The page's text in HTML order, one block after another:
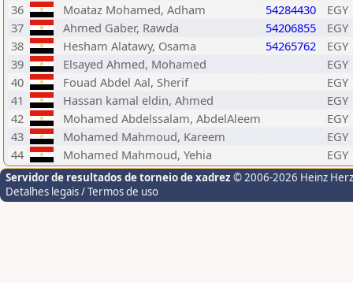
36
Moataz Mohamed, Adham 54284430
EGY
37
Ahmed Gaber, Rawda 54206855
EGY
38
Hesham Alatawy, Osama 54265762
EGY
39
Elsayed Ahmed, Mohamed
EGY
40
Fouad Abdel Aal, Sherif
EGY
41
Hassan kamal eldin, Ahmed
EGY
42
Mohamed Abdelssalam, AbdelAleem
EGY
43
Mohamed Mahmoud, Kareem
EGY
44
Mohamed Mahmoud, Yehia EGY
Servidor de resultados de torneio de xadrez © 2006-2026 Heinz
Detalhes legais / Termos de uso